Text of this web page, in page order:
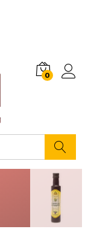
0
Search